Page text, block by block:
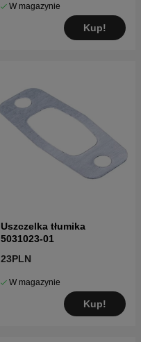
W magazynie
Kup!
Uszczelka tłumika
5031023-01
23PLN
W magazynie
Kup!